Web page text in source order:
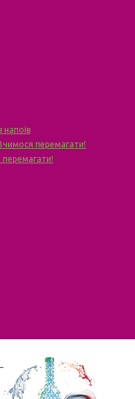
напоїв
Вчимося перемагати!
перемагати!